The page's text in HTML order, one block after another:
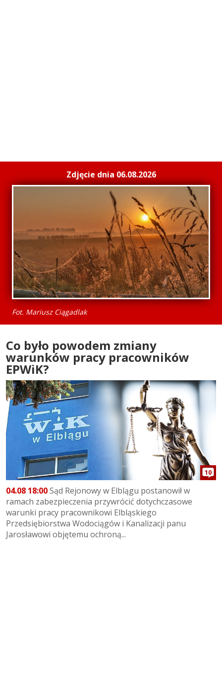
Zdjęcie dnia 06.08.2026
Fot. Mariusz Ciągadlak
Co było powodem zmiany
warunków pracy pracowników
EPWiK?
10
04.08 18:00Sąd Rejonowy w Elblągu postanowił w
ramach zabezpieczenia przywrócić dotychczasowe
warunki pracy pracownikowi Elbląskiego
Przedsiębiorstwa Wodociągów i Kanalizacji panu
Jarosławowi objętemu ochroną...